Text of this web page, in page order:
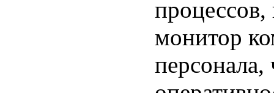
монитор